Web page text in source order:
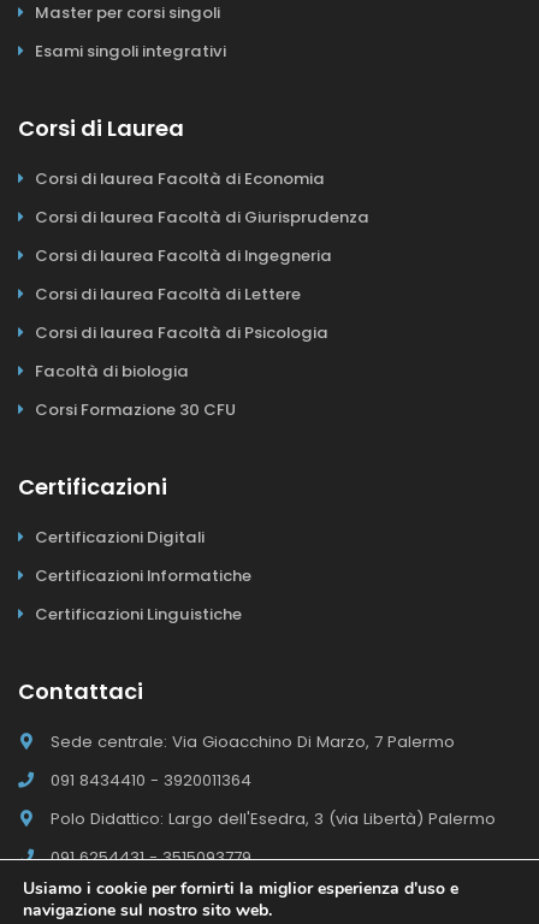
Master per corsi singoli
Esami singoli integrativi
Corsi di Laurea
Corsi di laurea Facoltà di Economia
Corsi di laurea Facoltà di Giurisprudenza
Corsi di laurea Facoltà di Ingegneria
Corsi di laurea Facoltà di Lettere
Corsi di laurea Facoltà di Psicologia
Facoltà di biologia
Corsi Formazione 30 CFU
Certificazioni
Certificazioni Digitali
Certificazioni Informatiche
Certificazioni Linguistiche
Contattaci
Sede centrale: Via Gioacchino Di Marzo, 7 Palermo
091 8434410 - 3920011364
Polo Didattico: Largo dell'Esedra, 3 (via Libertà) Palermo
091 6254431 - 3515093779
Usiamo i cookie per fornirti la miglior esperienza d'uso e
navigazione sul nostro sito web.